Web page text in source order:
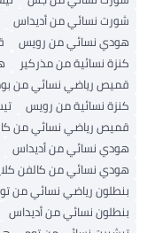
شورت نسائي من أديداس
هودي نسائي من رويس
كنزة نسائية من مذركير
قميص رياضي نسائي من
كنزة نسائية من رويس
قميص رياضي نسائي من
هودي نسائي من أديداس
هودي نسائي من كالفن
بنطلون رياضي نسائي من
بنطلون نسائي من أديداس